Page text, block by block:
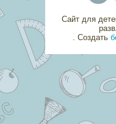
Сайт для
Создать